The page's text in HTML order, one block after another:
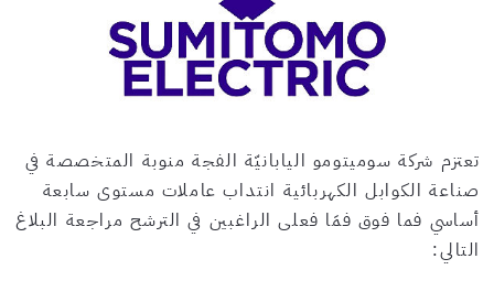
تعتزم شركة سوميتومو اليابانيّة الفجة منوبة المتخصصة في
صناعة الكوابل الكهربائية انتداب عاملات مستوى سابعة
أساسي فما فوق فمَا فعلى الراغبين في الترشح مراجعة البلاغ
التالي: